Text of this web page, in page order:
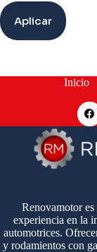
Aplicar
Inicio
Renovamotor es
experiencia en la
automotrices.
y rodamientos con